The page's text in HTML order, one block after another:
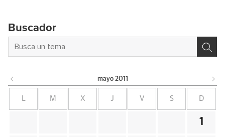
Buscador
mayo 2011
L M X J V S D
1